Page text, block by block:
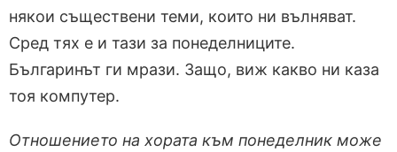
някои съществени теми, които ни вълняват.
Сред тях е и тази за понеделниците.
Българинът ги мрази. Защо, виж какво ни каза
тоя компутер.
Отношението на хората към понеделник може